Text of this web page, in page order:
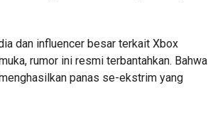
dan influencer besar terkait Xbox
rumor ini resmi terbantahkan. Bahwa
panas se-ekstrim yang